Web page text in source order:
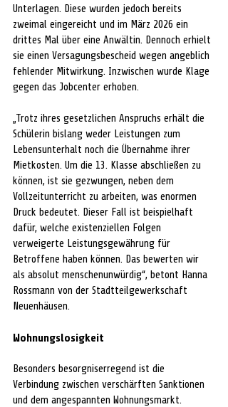
Unterlagen. Diese wurden jedoch bereits
zweimal eingereicht und im März 2026 ein
drittes Mal über eine Anwältin. Dennoch erhielt
sie einen Versagungsbescheid wegen angeblich
fehlender Mitwirkung. Inzwischen wurde Klage
gegen das Jobcenter erhoben.
„Trotz ihres gesetzlichen Anspruchs erhält die
Schülerin bislang weder Leistungen zum
Lebensunterhalt noch die Übernahme ihrer
Mietkosten. Um die 13. Klasse abschließen zu
können, ist sie gezwungen, neben dem
Vollzeitunterricht zu arbeiten, was enormen
Druck bedeutet. Dieser Fall ist beispielhaft
dafür, welche existenziellen Folgen
verweigerte Leistungsgewährung für
Betroffene haben können. Das bewerten wir
als absolut menschenunwürdig“, betont Hanna
Rossmann von der Stadtteilgewerkschaft
Neuenhäusen.
Wohnungslosigkeit
Besonders besorgniserregend ist die
Verbindung zwischen verschärften Sanktionen
und dem angespannten Wohnungsmarkt.